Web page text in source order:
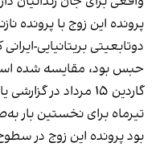
پرونده این زوج با پرونده
دوتابعیتی بریتانیایی-
حبس بود، مقایسه شده
گاردین ۱۵ مرداد در گزارشی
تیرماه برای نخستین بار
بود پرونده این زوج در